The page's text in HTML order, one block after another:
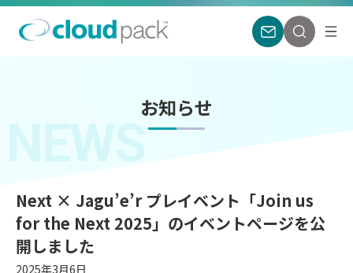
お知らせ
NEWS
Next × Jagu’e’r プレイベント「Join us
for the Next 2025」のイベントページを公
開しました
2025年3月6日